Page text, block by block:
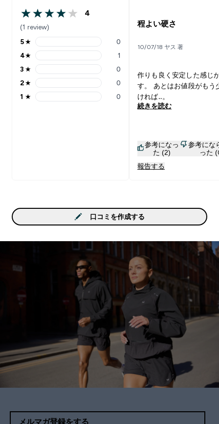
4 out of 5 stars
4
(1 review)
5 stars rating 0 reviews
5★ 0
4 stars rating 1 reviews
4★ 1
3 stars rating 0 reviews
3 ★ 0
2 stars rating 0 reviews
2★ 0
1 stars rating 0 reviews
1 ★ 0
程よい硬さ
10/07/18 ヤス 著
作りも良く安定した感じ
す。 あとはお値段がもう
ければ‥。
続きを読む
参考になっ
た (2)
参考にな
った
報告する
口コミを作成する
メルマガ登録をする